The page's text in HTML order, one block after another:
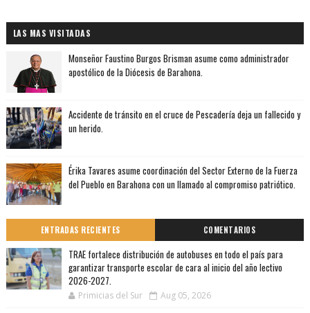
LAS MAS VISITADAS
Monseñor Faustino Burgos Brisman asume como administrador
apostólico de la Diócesis de Barahona.
Accidente de tránsito en el cruce de Pescadería deja un fallecido y
un herido.
Érika Tavares asume coordinación del Sector Externo de la Fuerza
del Pueblo en Barahona con un llamado al compromiso patriótico.
ENTRADAS RECIENTES COMENTARIOS
TRAE fortalece distribución de autobuses en todo el país para
garantizar transporte escolar de cara al inicio del año lectivo
2026-2027.
Primicias del Sur Aug 05, 2026